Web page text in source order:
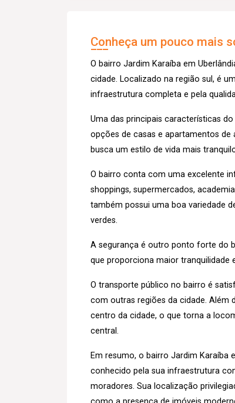
Conheça um pouco mais
O bairro Jardim Karaíba em
cidade. Localizado na região sul, é
infraestrutura completa e pela
Uma das principais características
opções de casas e apartamentos de
busca um estilo de vida mais
O bairro conta com uma excelente
shoppings, supermercados,
também possui uma boa variedade
verdes.
A segurança é outro ponto forte do
que proporciona maior tranquilidade
O transporte público no bairro é
com outras regiões da cidade. Além
centro da cidade, o que torna a
central.
Em resumo, o bairro Jardim Karaíba
conhecido pela sua infraestrutura
moradores. Sua localização